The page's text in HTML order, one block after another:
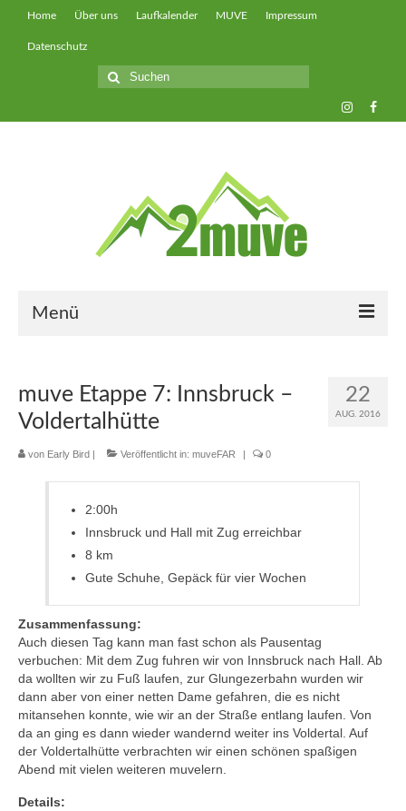
Home Über uns Laufkalender MUVE Impressum
Datenschutz
Suche
nach:
Menü
muveFAST
muveBOLDLY
muveFAR
22
AUG. 2016
muve Etappe 7: Innsbruck –
Voldertalhütte
von Early Bird Veröffentlicht in: muveFAR 0
2:00h
Innsbruck und Hall mit Zug erreichbar
8 km
Gute Schuhe, Gepäck für vier Wochen
Zusammenfassung:
Auch diesen Tag kann man fast schon als Pausentag
verbuchen: Mit dem Zug fuhren wir von Innsbruck nach Hall. Ab
da wollten wir zu Fuß laufen, zur Glungezerbahn wurden wir
dann aber von einer netten Dame gefahren, die es nicht
mitansehen konnte, wie wir an der Straße entlang laufen. Von
da an ging es dann wieder wandernd weiter ins Voldertal. Auf
der Voldertalhütte verbrachten wir einen schönen spaßigen
Abend mit vielen weiteren muvelern.
Details: